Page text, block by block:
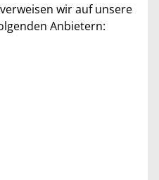
wir auf unsere
Anbietern: